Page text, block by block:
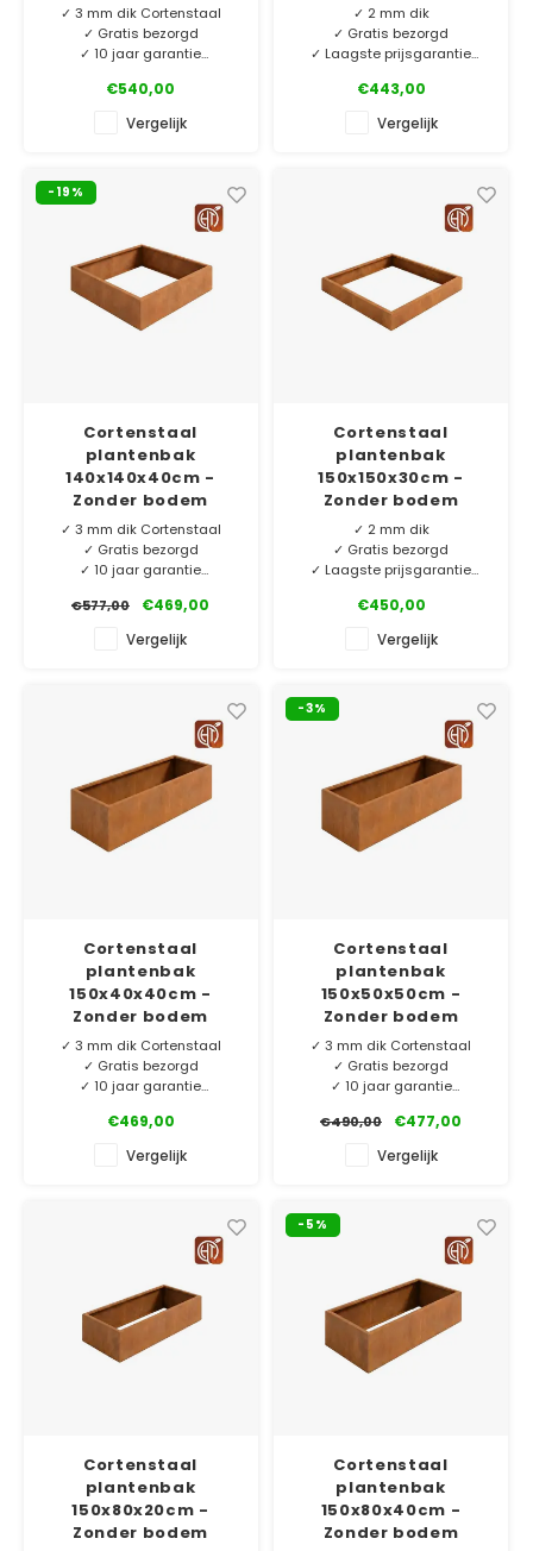
✓ 3 mm dik Cortenstaal
✓ Gratis bezorgd
✓ 10 jaar garantie
Ons eigen merk HTDesign
plantenbakken vervaardigd
geproduceerd en nu extra
€540,00
Vergelijk
✓ 2 mm dik
✓ Gratis bezorgd
✓ Laagste prijsgarantie
Mooie cortenstaal
plantenbak zonder bodem.
€443,00
Vergelijk
-19%
Cortenstaal
plantenbak
140x140x40cm -
Zonder bodem
✓ 3 mm dik Cortenstaal
✓ Gratis bezorgd
✓ 10 jaar garantie
Ons eigen merk HTDesign
plantenbakken vervaardigd
€577,00 €469,00
Vergelijk
Cortenstaal
plantenbak
150x150x30cm -
Zonder bodem
✓ 2 mm dik
✓ Gratis bezorgd
✓ Laagste prijsgarantie
Mooie cortenstaal
plantenbak zonder bodem.
markt! Maatwerk op
€450,00
Vergelijk
Cortenstaal
plantenbak
150x40x40cm -
Zonder bodem
✓ 3 mm dik Cortenstaal
✓ Gratis bezorgd
✓ 10 jaar garantie
Ons eigen merk HTDesign
plantenbakken vervaardigd
€469,00
Vergelijk
-3%
Cortenstaal
plantenbak
150x50x50cm -
Zonder bodem
✓ 3 mm dik Cortenstaal
✓ Gratis bezorgd
✓ 10 jaar garantie
Ons eigen merk HTDesign
plantenbakken vervaardigd
geproduceerd en nu extra
€490,00 €477,00
Vergelijk
Cortenstaal
plantenbak
150x80x20cm -
Zonder bodem
-5%
Cortenstaal
plantenbak
150x80x40cm -
Zonder bodem